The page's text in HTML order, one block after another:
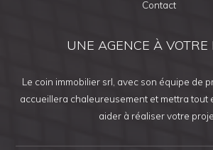
Contact
UNE AGENCE À VOTRE
Le coin immobilier srl, avec son équipe de
accueillera chaleureusement et mettra
aider à réaliser votre